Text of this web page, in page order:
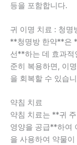
등을 포함합니다.
귀 이명 치료 : 청명
**청명방 한약**은
선**하는 데 효과적
준히 복용하면, 이
을 회복할 수 있습
약침 치료
약침 치료는 **귀
영양을 공급**하여
을 사용하여 약물